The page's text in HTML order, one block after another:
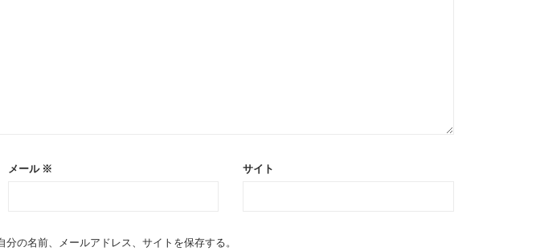
メール ※ サイト
の名前、メールアドレス、サイトを保存する。